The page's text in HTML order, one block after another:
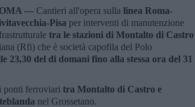
— Cantieri all'opera sulla linea Roma-
Pisa per interventi di manutenzione
tra le stazioni di Montalto di Castro
(Rfi) che è società capofila del Polo
23,30 del di domani fino alla stessa ora del 31
ponti ferroviari tra Montalto di Castro e
nel Grossetano.